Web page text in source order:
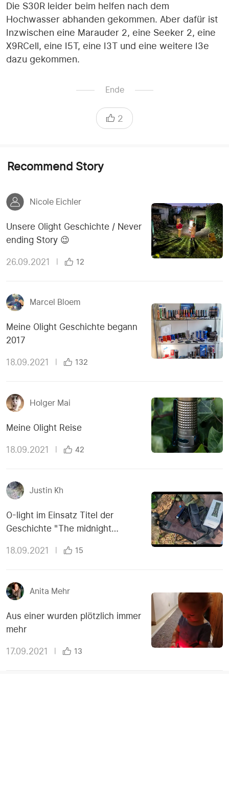
Die S30R leider beim helfen nach dem
Hochwasser abhanden gekommen. Aber dafür ist
Inzwischen eine Marauder 2, eine Seeker 2, eine
X9RCell, eine I5T, eine I3T und eine weitere I3e
dazu gekommen.
Ende
2
Recommend Story
Nicole Eichler
Unsere Olight Geschichte / Never
ending Story 😉
26.09.2021 | 12
Marcel Bloem
Meine Olight Geschichte begann
2017
18.09.2021 132
Holger Mai
Meine Olight Reise
18.09.2021 42
Justin Kh
O-light im Einsatz Titel der
Geschichte "The midnight
18.09.2021 15
Anita Mehr
Aus einer wurden plötzlich immer
mehr
17.09.2021 13